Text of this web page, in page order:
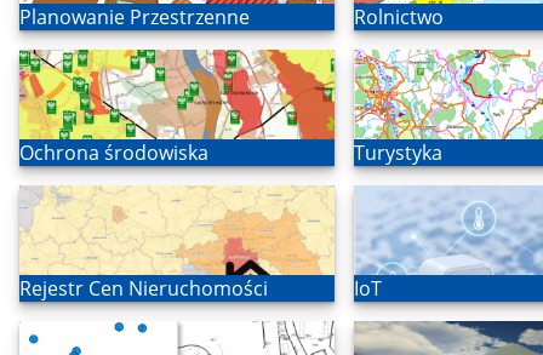
Otwórz
Planowanie Przestrzenne Otwórz
Rolnictwo
Otwórz
Ochrona środowiska Otwórz
Turystyka
Otwórz
Rejestr Cen Nieruchomości Otwórz
IoT